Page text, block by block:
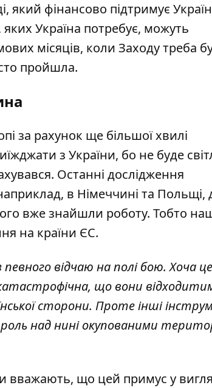
який фінансово підтримує
Україна потребує, можуть
місяців, коли Заходу треба
пройшла.
за рахунок ще більшої хвилі
з України, бо не буде
Останні дослідження
в Німеччині та Польщі,
вже знайшли роботу. Тобто
на країни ЄС.
відчаю на полі бою. Хоча
катастрофічна, що вони
сторони. Проте інші
над нині окупованими
вважають, що цей примус у